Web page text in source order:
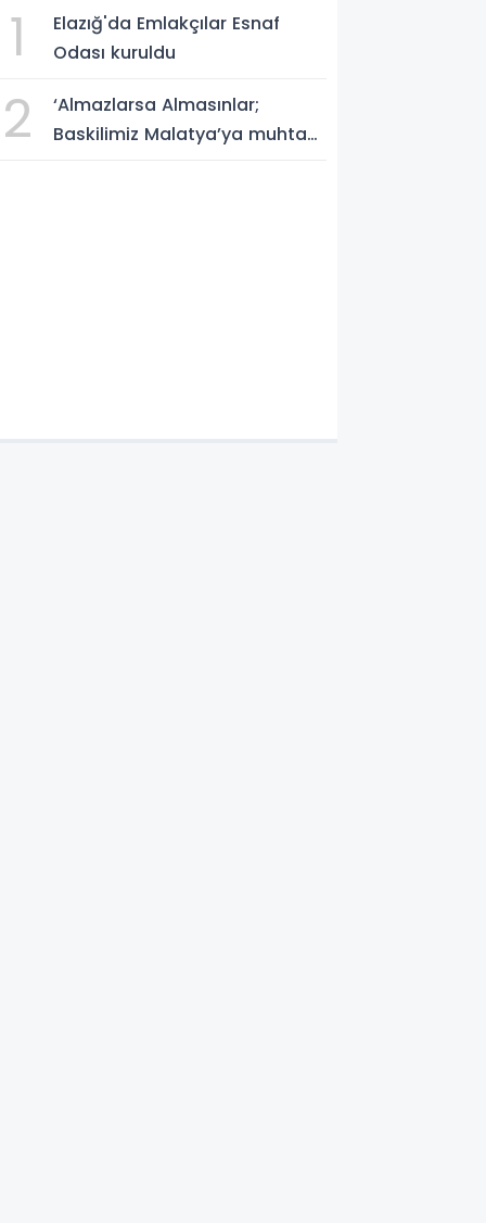
1
Elazığ'da Emlakçılar Esnaf
Odası kuruldu
2
‘Almazlarsa Almasınlar;
Baskilimiz Malatya’ya muhtaç